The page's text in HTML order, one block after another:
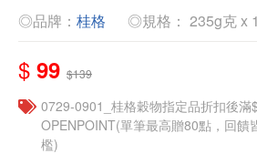
◎品牌： 桂格 ◎規格： 235g克 x
$ 99 $139
0729-0901_桂格穀物指定品折扣後滿
OPENPOINT(單筆最高贈80點，回饋
檻)